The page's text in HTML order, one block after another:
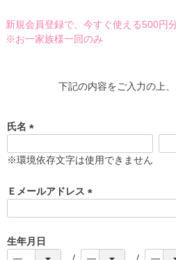
新規会員登録で、今すぐ使える500円
※お一家族様一回のみ
下記の内容をご入力の上、
氏名
必
)
※環境依存文字は使用できません
Ｅメールアドレス
)
生年月日